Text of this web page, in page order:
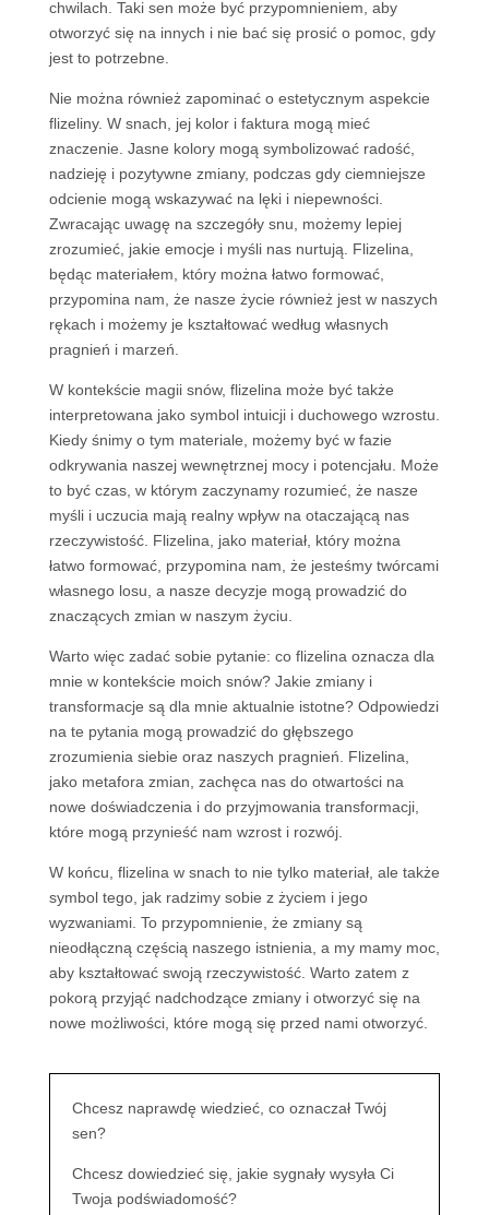
chwilach. Taki sen może być przypomnieniem, aby
otworzyć się na innych i nie bać się prosić o pomoc, gdy
jest to potrzebne.
Nie można również zapominać o estetycznym aspekcie
flizeliny. W snach, jej kolor i faktura mogą mieć
znaczenie. Jasne kolory mogą symbolizować radość,
nadzieję i pozytywne zmiany, podczas gdy ciemniejsze
odcienie mogą wskazywać na lęki i niepewności.
Zwracając uwagę na szczegóły snu, możemy lepiej
zrozumieć, jakie emocje i myśli nas nurtują. Flizelina,
będąc materiałem, który można łatwo formować,
przypomina nam, że nasze życie również jest w naszych
rękach i możemy je kształtować według własnych
pragnień i marzeń.
W kontekście magii snów, flizelina może być także
interpretowana jako symbol intuicji i duchowego wzrostu.
Kiedy śnimy o tym materiale, możemy być w fazie
odkrywania naszej wewnętrznej mocy i potencjału. Może
to być czas, w którym zaczynamy rozumieć, że nasze
myśli i uczucia mają realny wpływ na otaczającą nas
rzeczywistość. Flizelina, jako materiał, który można
łatwo formować, przypomina nam, że jesteśmy twórcami
własnego losu, a nasze decyzje mogą prowadzić do
znaczących zmian w naszym życiu.
Warto więc zadać sobie pytanie: co flizelina oznacza dla
mnie w kontekście moich snów? Jakie zmiany i
transformacje są dla mnie aktualnie istotne? Odpowiedzi
na te pytania mogą prowadzić do głębszego
zrozumienia siebie oraz naszych pragnień. Flizelina,
jako metafora zmian, zachęca nas do otwartości na
nowe doświadczenia i do przyjmowania transformacji,
które mogą przynieść nam wzrost i rozwój.
W końcu, flizelina w snach to nie tylko materiał, ale także
symbol tego, jak radzimy sobie z życiem i jego
wyzwaniami. To przypomnienie, że zmiany są
nieodłączną częścią naszego istnienia, a my mamy moc,
aby kształtować swoją rzeczywistość. Warto zatem z
pokorą przyjąć nadchodzące zmiany i otworzyć się na
nowe możliwości, które mogą się przed nami otworzyć.
Chcesz naprawdę wiedzieć, co oznaczał Twój
sen?
Chcesz dowiedzieć się, jakie sygnały wysyła Ci
Twoja podświadomość?